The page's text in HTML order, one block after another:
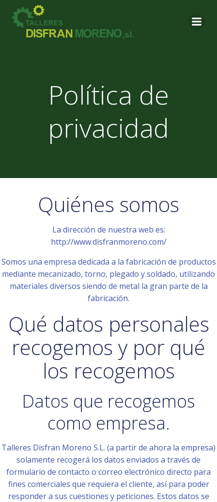
contenido
Política de
privacidad
Quiénes somos
La dirección de nuestra web es:
http://www.disfranmoreno.com/
Somos una empresa dedicada a la fabricación de productos
mediante mecanizado, torno, plegado y soldado, utilizando
materiales diversos siendo de metal la gran parte de la
fabricación.
Qué datos personales
recogemos y por qué
los recogemos
Datos que recogemos
como empresa.
Talleres Disfran Moreno S.L. (a partir de ahora la empresa)
solamente recogerá los datos enviados a través de
formulario de contacto o correo electrónico directo para
fines comerciales que requiera el cliente, así para poder
responder a sus cuestiones y peticiones. Estos datos se